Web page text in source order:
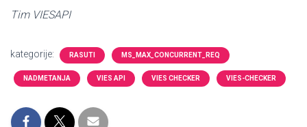
Tim VIESAPI
kategorije: RASUTI MS_MAX_CONCURRENT_REQ
NADMETANJA VIES API VIES CHECKER VIES-CHECKER